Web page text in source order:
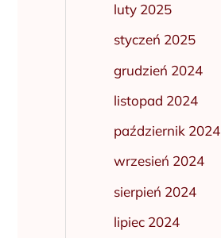
luty 2025
styczeń 2025
grudzień 2024
listopad 2024
październik 2024
wrzesień 2024
sierpień 2024
lipiec 2024